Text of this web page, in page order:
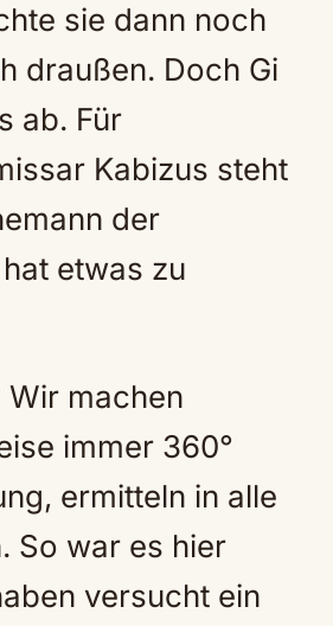
sie dann noch
draußen. Doch Gi
ab. Für
Kabizus steht
der
etwas zu
Wir machen
immer 360°
ermitteln in alle
So war es hier
versucht ein